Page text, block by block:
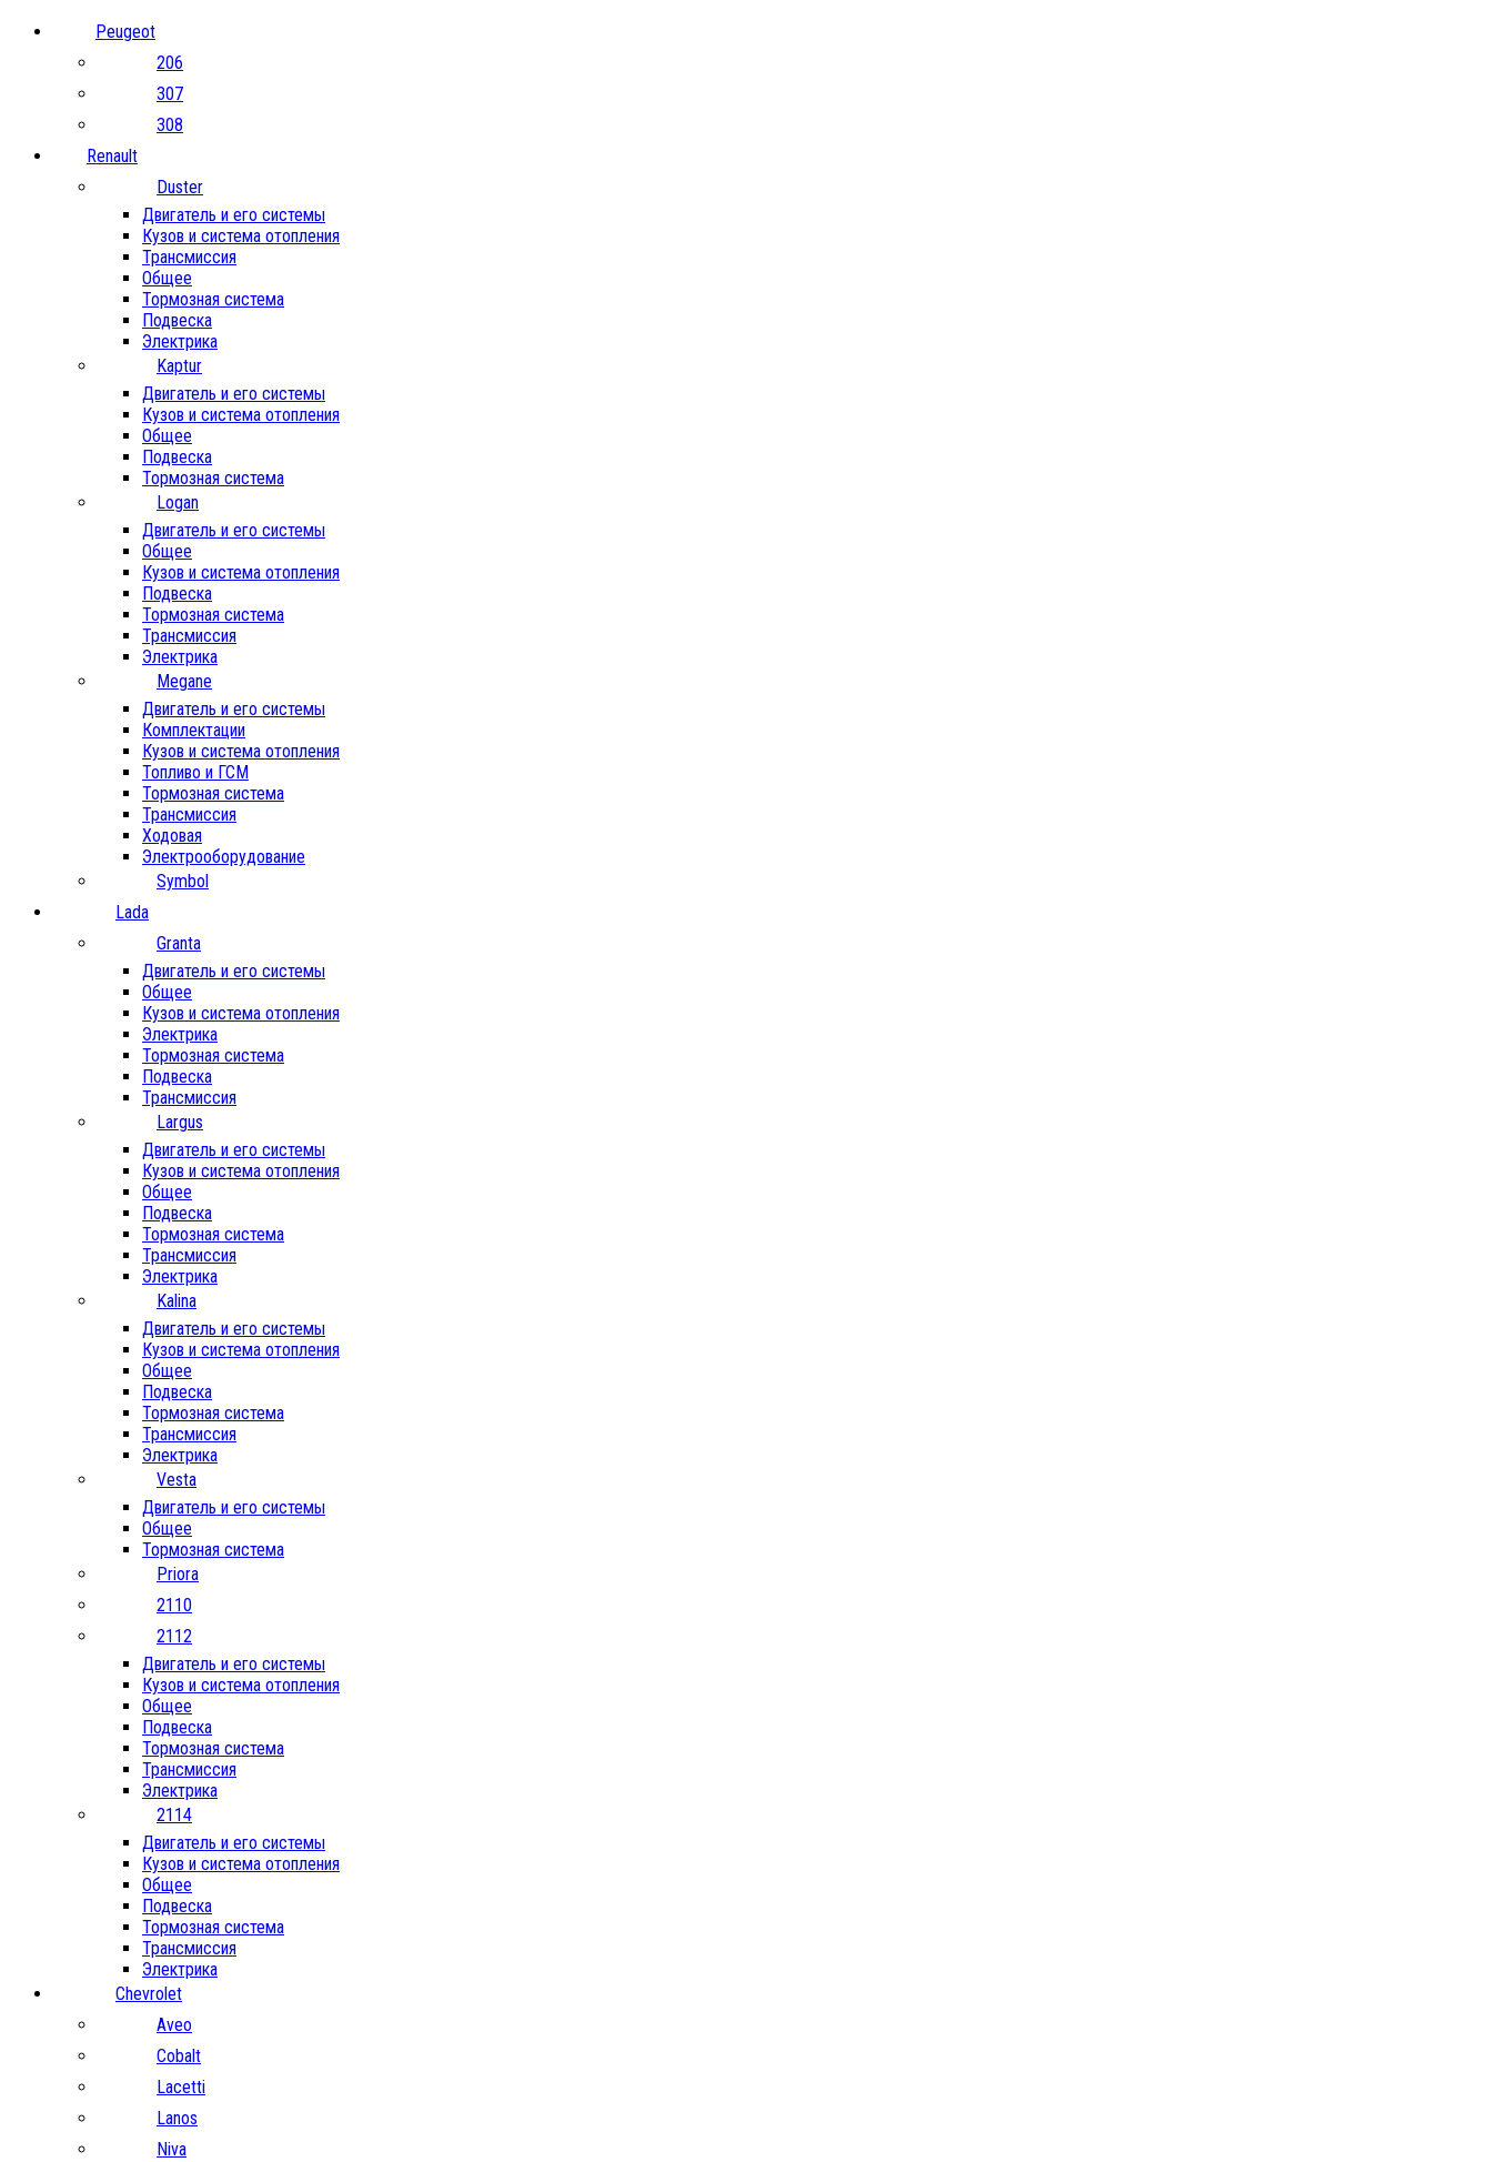
Peugeot
206
307
308
Renault
Duster
Двигатель и его системы
Кузов и система отопления
Трансмиссия
Общее
Тормозная система
Подвеска
Электрика
Kaptur
Двигатель и его системы
Кузов и система отопления
Общее
Подвеска
Тормозная система
Logan
Двигатель и его системы
Общее
Кузов и система отопления
Подвеска
Тормозная система
Трансмиссия
Электрика
Megane
Двигатель и его системы
Комплектации
Кузов и система отопления
Топливо и ГСМ
Тормозная система
Трансмиссия
Ходовая
Электрооборудование
Symbol
Lada
Granta
Двигатель и его системы
Общее
Кузов и система отопления
Электрика
Тормозная система
Подвеска
Трансмиссия
Largus
Двигатель и его системы
Кузов и система отопления
Общее
Подвеска
Тормозная система
Трансмиссия
Электрика
Kalina
Двигатель и его системы
Кузов и система отопления
Общее
Подвеска
Тормозная система
Трансмиссия
Электрика
Vesta
Двигатель и его системы
Общее
Тормозная система
Priora
2110
2112
Двигатель и его системы
Кузов и система отопления
Общее
Подвеска
Тормозная система
Трансмиссия
Электрика
2114
Двигатель и его системы
Кузов и система отопления
Общее
Подвеска
Тормозная система
Трансмиссия
Электрика
Chevrolet
Aveo
Cobalt
Lacetti
Lanos
Niva